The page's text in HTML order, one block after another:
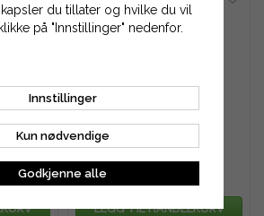
LEGG TIL HANDLEKURV
du tillater og hvilke du vil
på "Innstillinger" nedenfor.
Innstillinger
Kun nødvendige
Godkjenne alle